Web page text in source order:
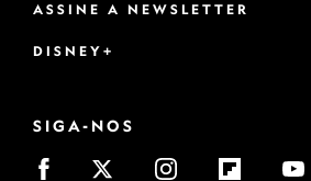
ASSINE A NEWSLETTER
DISNEY+
SIGA-NOS